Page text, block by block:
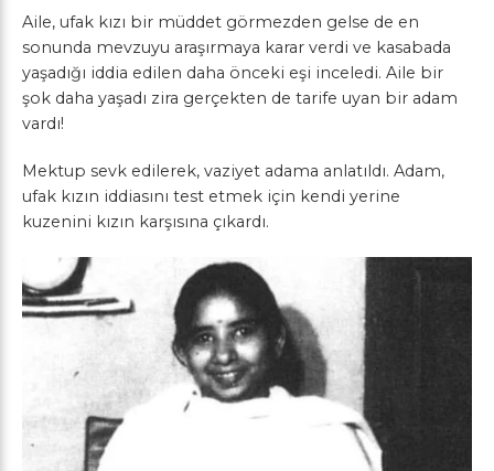
Aile, ufak kızı bir müddet görmezden gelse de en
sonunda mevzuyu araşırmaya karar verdi ve kasabada
yaşadığı iddia edilen daha önceki eşi inceledi. Aile bir
şok daha yaşadı zira gerçekten de tarife uyan bir adam
vardı!
Mektup sevk edilerek, vaziyet adama anlatıldı. Adam,
ufak kızın iddiasını test etmek için kendi yerine
kuzenini kızın karşısına çıkardı.